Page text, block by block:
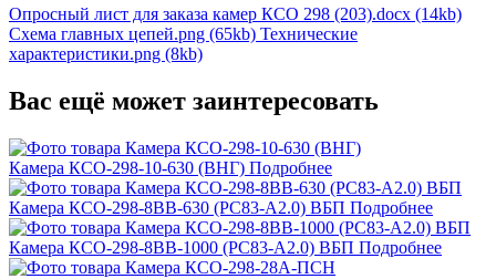
Опросный лист для заказа камер КСО 298 (203).docx (14kb)
Схема главных цепей.png (65kb) Технические
характеристики.png (8kb)
Вас ещё может заинтересовать
Камера КСО-298-10-630 (ВНГ) Подробнее
Камера КСО-298-8ВВ-630 (РС83-А2.0) ВБП Подробнее
Камера КСО-298-8ВВ-1000 (РС83-А2.0) ВБП Подробнее